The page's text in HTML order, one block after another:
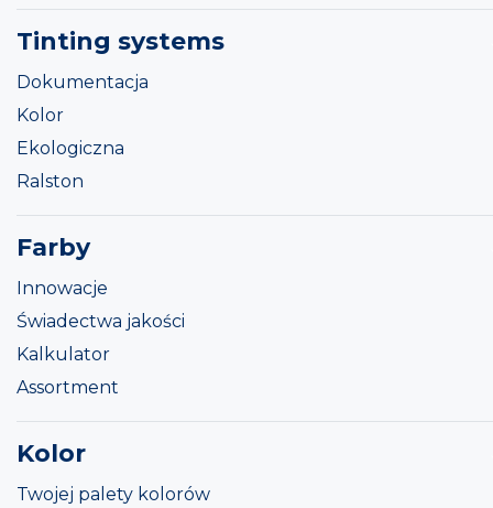
Tinting systems
Dokumentacja
Kolor
Ekologiczna
Ralston
Farby
Innowacje
Świadectwa jakości
Kalkulator
Assortment
Kolor
Twojej palety kolorów